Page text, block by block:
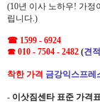
(10년 이사 노하우! 가정
립니다.)
☎ 1599 - 6924
☎ 010 - 7504 - 2482 (견
착한 가격 금강익스프레
- 이삿짐센타 표준 가격표